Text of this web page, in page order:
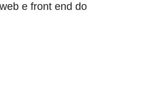
e front end do